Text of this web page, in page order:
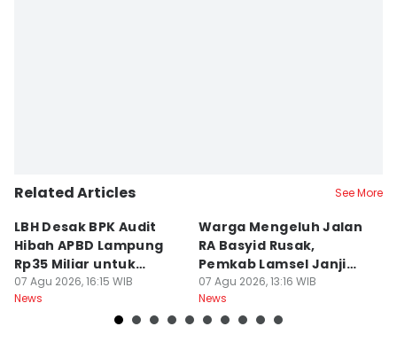
Related Articles See More
LBH Desak BPK Audit
Hibah APBD Lampung
Rp35 Miliar untuk
Kejaksaan
07 Agu 2026, 16:15 WIB
News
Warga Mengeluh Jalan
RA Basyid Rusak,
Pemkab Lamsel Janji
Segera Perbaiki
07 Agu 2026, 13:16 WIB
News